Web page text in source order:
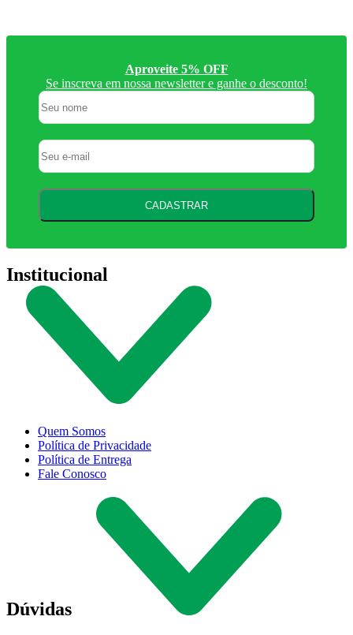
Aproveite 5% OFF
Se inscreva em nossa newsletter e ganhe o desconto!
CADASTRAR
Institucional
Quem Somos
Política de Privacidade
Política de Entrega
Fale Conosco
Dúvidas